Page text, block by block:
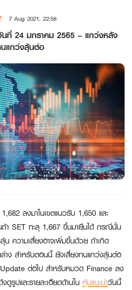
7 Aug 2021, 22:58
ที่ 24 มกราคม 2565 – แกว่งหลัง
แกว่งลุ้นต่อ
ลงมาในเขตแนวรับ 1,650 และ
ถ้า SET ทะลุ 1,667 ขึ้นมายืนได้ กรณีนั้น
ความเสี่ยงอาจเพิ่มขึ้นด้วย ถ้าเกิด
าง สำหรับตอนนี้ ยังเสี่ยงทนแกว่งลุ้นต่อ
ต่อไป สำหรับหมวด Finance ลง
ดูรูปและรายละเอียดด้านใน หุ้นแนะนำวันนี้